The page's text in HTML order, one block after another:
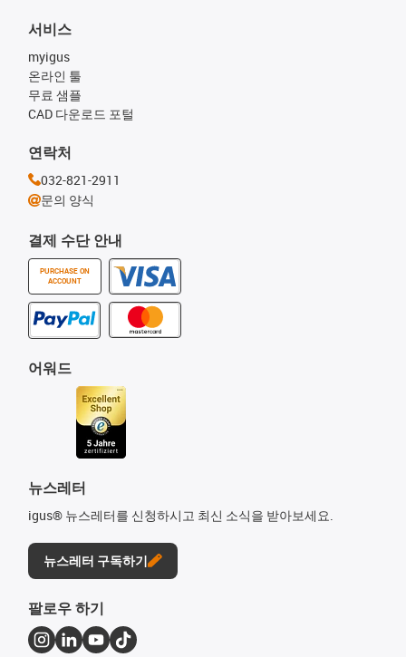
결제 수단 안내
PURCHASE ON
ACCOUNT
서비스
myigus
온라인 툴
무료 샘플
CAD 다운로드 포털
어워드
뉴스레터
igus® 뉴스레터를 신청하시고 최신 소식을 받아보세요.
뉴스레터 구독하기
연락처
032-821-2911
문의 양식
팔로우 하기